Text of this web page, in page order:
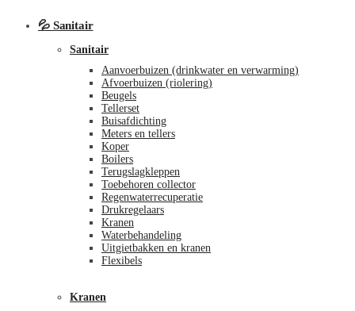
💦 Sanitair
Sanitair
Aanvoerbuizen (drinkwater en verwarming)
Afvoerbuizen (riolering)
Beugels
Tellerset
Buisafdichting
Meters en tellers
Koper
Boilers
Terugslagkleppen
Toebehoren collector
Regenwaterrecuperatie
Drukregelaars
Kranen
Waterbehandeling
Uitgietbakken en kranen
Flexibels
Kranen